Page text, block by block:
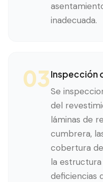
inadecuada.
03Inspección
Se
del
láminas de
cumbrera,
cobertura
la estructura
deficiencias